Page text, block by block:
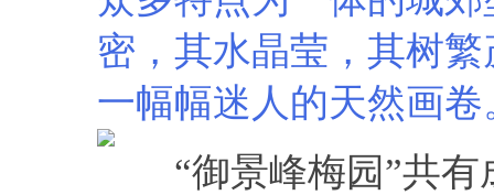
密，其水晶莹，其树
一幅幅迷人的天然画卷
“御景峰梅园”共有